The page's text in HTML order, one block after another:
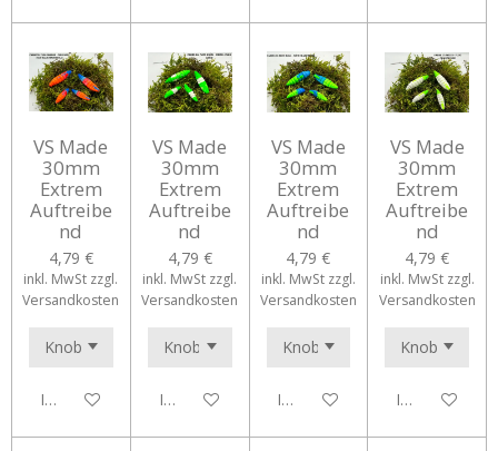
VS Made
30mm
Extrem
Auftreibe
nd
4,79 €
inkl. MwSt zzgl.
Versandkosten
In den Warenkorb
VS Made
30mm
Extrem
Auftreibe
nd
4,79 €
inkl. MwSt zzgl.
Versandkosten
In den Warenkorb
VS Made
30mm
Extrem
Auftreibe
nd
4,79 €
inkl. MwSt zzgl.
Versandkosten
In den Warenkorb
VS Made
30mm
Extrem
Auftreibe
nd
4,79 €
inkl. MwSt zzgl.
Versandkosten
In den